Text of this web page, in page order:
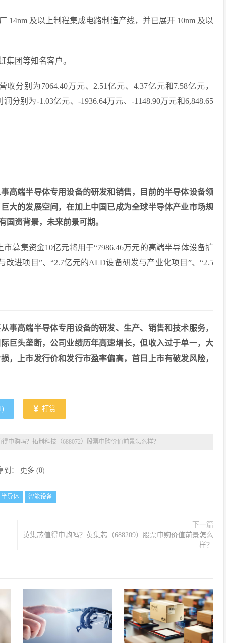
14nm 及以上制程集成电路制造产线，并已展开 10nm 及以
集团等知名客户。
分别为7064.40万元、2.51亿元、4.37亿元和7.58亿元，
分别为-1.03亿元、-1936.64万元、-1148.90万元和6,848.65
高端半导体专用设备的研发和销售，目前的半导体设备领
大的发展空间，在加上中国已成为全球半导体产业市场规
国资背景，未来前景可期。
募集资金10亿元将用于“7986.46万元的高端半导体设备扩
进项目”、“2.7亿元的ALD设备研发与产业化项目”、“2.5
事高端半导体专用设备的研发、生产、销售和技术服务，
巨头垄断，公司业绩历年高速增长，但收入过于单一，大
，上市发行价和发行市盈率偏高，首日上市有破发风险，
) 打赏
申购吗？拓荆科技（688072）股票申购价值前景怎么样？
到： 更多 (0)
半导体 智能设备
下一篇
英集芯值得申购吗？英集芯（688209）股票申购价值前景怎么
样？